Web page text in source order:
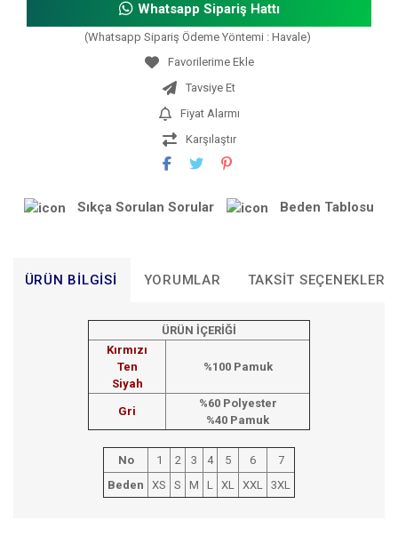
Whatsapp Sipariş Hattı
(Whatsapp Sipariş Ödeme Yöntemi : Havale)
Tavsiye Et
Fiyat Alarmı
Karşılaştır
Sıkça Sorulan Sorular Beden Tablosu
ÜRÜN BILGISI YORUMLAR TAKSIT SEÇENEKLERI
ÜRÜN İÇERİĞİ
Kırmızı
Ten
Siyah
%100 Pamuk
Gri
%60 Polyester
%40 Pamuk
No 1 2 3 4 5 6
7
Beden
XS S M L XL XXL 3XL